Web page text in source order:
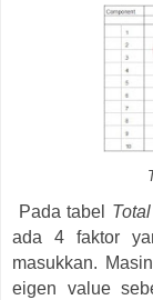
Pada tabel
ada 4 faktor
masukkan.
eigen value